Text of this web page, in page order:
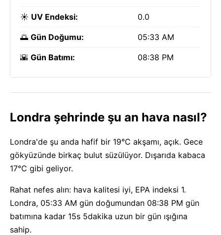
☀️ UV Endeksi: 0.0
🌅 Gün Doğumu: 05:33 AM
🌇 Gün Batımı: 08:38 PM
Londra şehrinde şu an hava nasıl?
Londra'de şu anda hafif bir 19°C akşamı, açık. Gece
gökyüzünde birkaç bulut süzülüyor. Dışarıda kabaca
17°C gibi geliyor.
Rahat nefes alın: hava kalitesi iyi, EPA indeksi 1.
Londra, 05:33 AM gün doğumundan 08:38 PM gün
batımına kadar 15s 5dakika uzun bir gün ışığına
sahip.